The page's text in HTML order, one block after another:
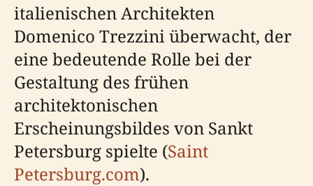
italienischen Architekten
Domenico Trezzini überwacht, der
eine bedeutende Rolle bei der
Gestaltung des frühen
architektonischen
Erscheinungsbildes von Sankt
Petersburg spielte (Saint
Petersburg.com).